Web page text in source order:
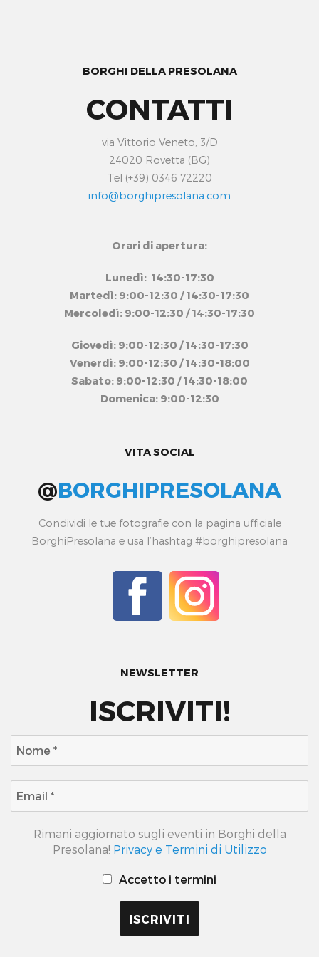
BORGHI DELLA PRESOLANA
CONTATTI
via Vittorio Veneto, 3/D
24020 Rovetta (BG)
Tel (+39) 0346 72220
info@borghipresolana.com
Orari di apertura:
Lunedì: 14:30-17:30
Martedì: 9:00-12:30 / 14:30-17:30
Mercoledì: 9:00-12:30 / 14:30-17:30
Giovedì: 9:00-12:30 / 14:30-17:30
Venerdì: 9:00-12:30 / 14:30-18:00
Sabato: 9:00-12:30 / 14:30-18:00
Domenica: 9:00-12:30
VITA SOCIAL
@BORGHIPRESOLANA
Condividi le tue fotografie con la pagina ufficiale
BorghiPresolana e usa l’hashtag #borghipresolana
NEWSLETTER
ISCRIVITI!
Rimani aggiornato sugli eventi in Borghi della
Presolana! Privacy e Termini di Utilizzo
Accetto i termini